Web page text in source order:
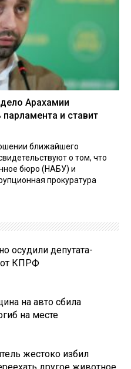
Арахамии
и ставит
ближайшего
о том, что
бюро (НАБУ) и
прокуратура
осудили депутата-
от КПРФ
на авто сбила
на месте
жестоко избил